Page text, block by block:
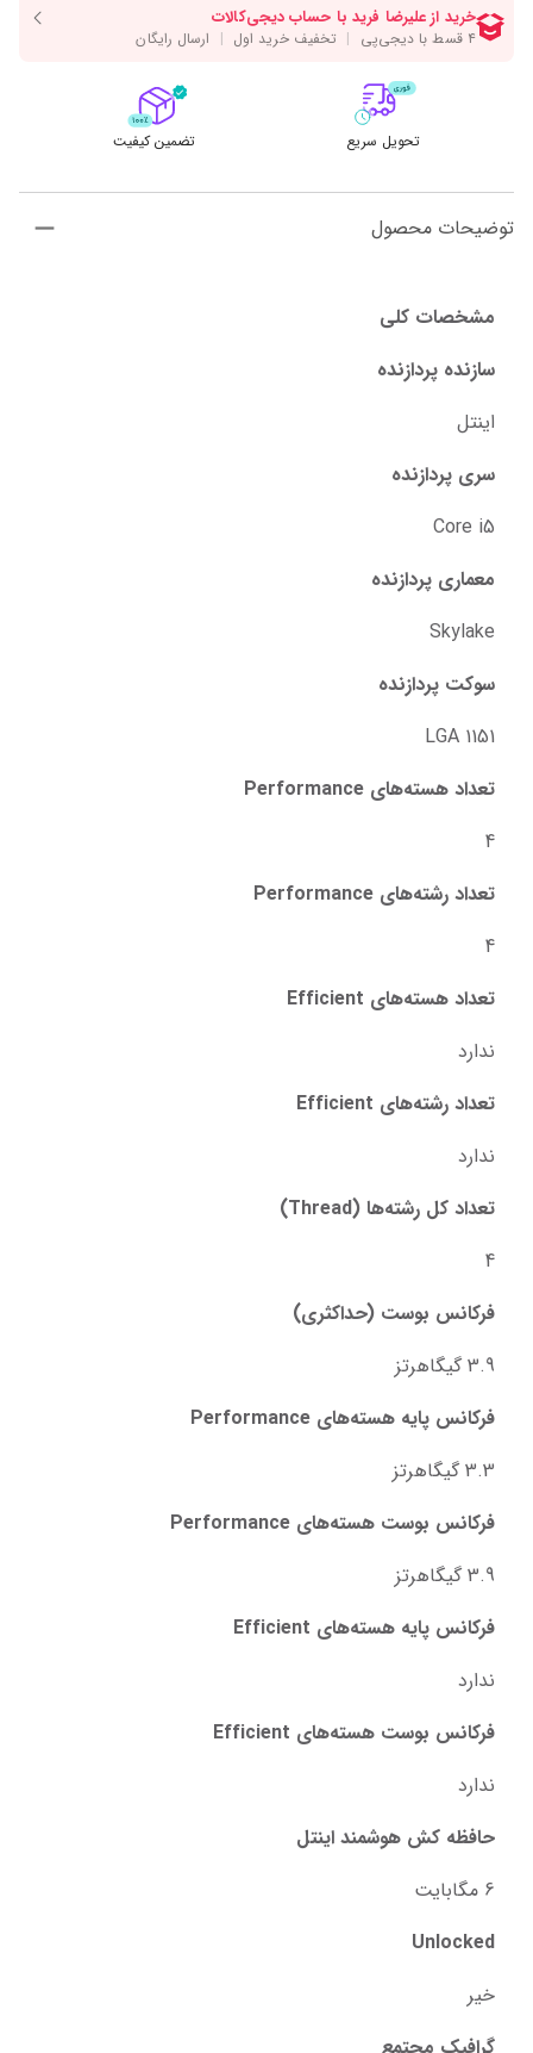
تحویل سریع تضمین کیفیت
توضیحات محصول
مشخصات کلی
سازنده پردازنده
اینتل
سری پردازنده
Core i5
معماری پردازنده
Skylake
سوکت پردازنده
LGA 1151
تعداد هسته‌های Performance
4
تعداد رشته‌های Performance
4
تعداد هسته‌های Efficient
ندارد
تعداد رشته‌های Efficient
ندارد
تعداد کل رشته‌ها (Thread)
4
فرکانس بوست (حداکثری)
3.9 گیگاهرتز
فرکانس پایه هسته‌های Performance
3.3 گیگاهرتز
فرکانس بوست هسته‌های Performance
3.9 گیگاهرتز
فرکانس پایه هسته‌های Efficient
ندارد
فرکانس بوست هسته‌های Efficient
ندارد
حافظه کش هوشمند اینتل
6 مگابایت
Unlocked
خیر